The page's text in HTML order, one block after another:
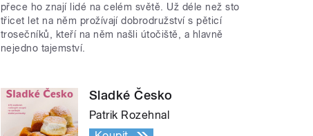
přece ho znají lidé na celém světě. Už déle než sto
třicet let na něm prožívají dobrodružství s pěticí
trosečníků, kteří na něm našli útočiště, a hlavně
nejedno tajemství.
Sladké Česko
Patrik Rozehnal